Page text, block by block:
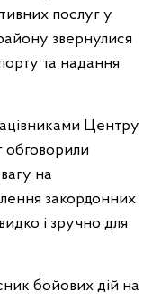
послуг у
звернулися
та надання
Центру
обговорили
на
закордонних
і зручно для
бойових дій на